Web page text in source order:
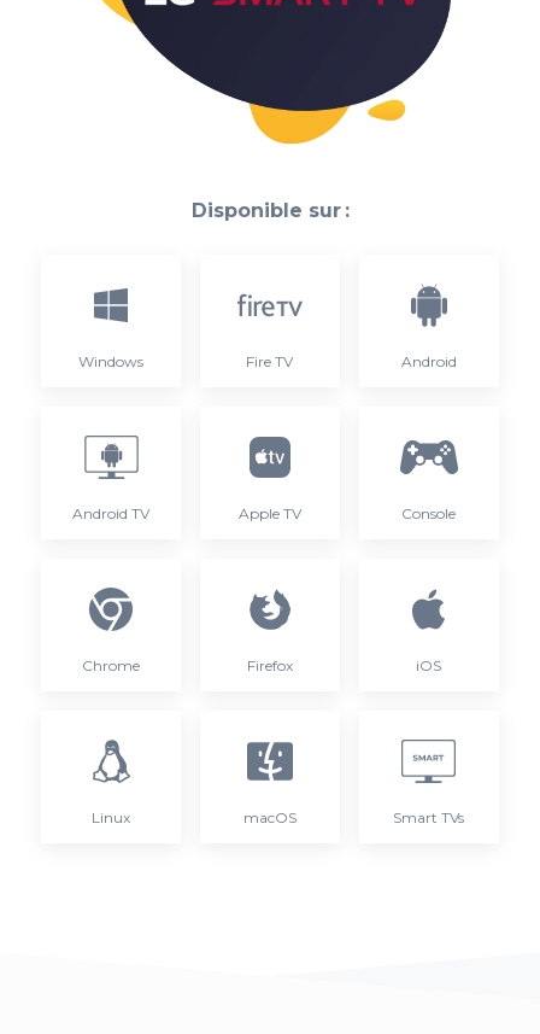
Disponible sur :
Windows Fire TV Android
Android TV Apple TV Console
Chrome Firefox iOS
Linux macOS Smart TVs